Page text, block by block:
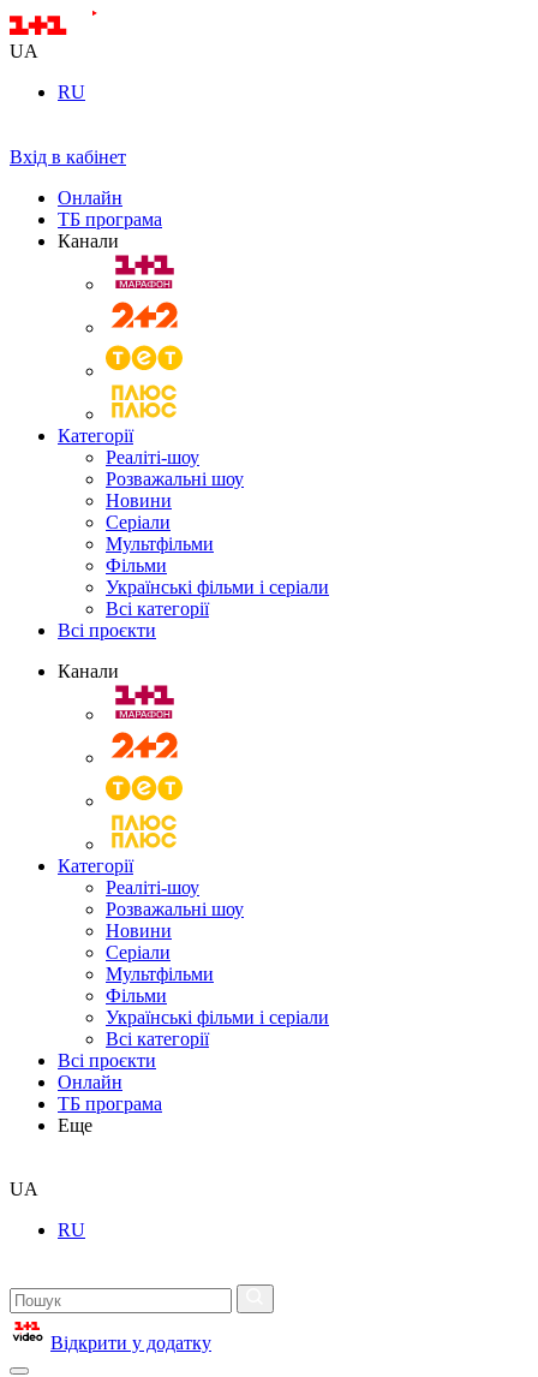
UA
RU
Вхід в кабінет
Онлайн
ТБ програма
Канали
Категорії
Реаліті-шоу
Розважальні шоу
Новини
Серіали
Мультфільми
Фільми
Українські фільми і серіали
Всі категорії
Всі проєкти
Канали
Категорії
Реаліті-шоу
Розважальні шоу
Новини
Серіали
Мультфільми
Фільми
Українські фільми і серіали
Всі категорії
Всі проєкти
Онлайн
ТБ програма
Еще
UA
RU
Відкрити у додатку